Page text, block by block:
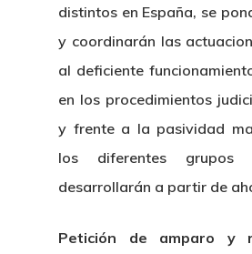
distintos en España, se
y coordinarán las
al deficiente
en los procedimientos
y frente a la pasividad
los diferentes grupos
desarrollarán a partir de
Petición de amparo y